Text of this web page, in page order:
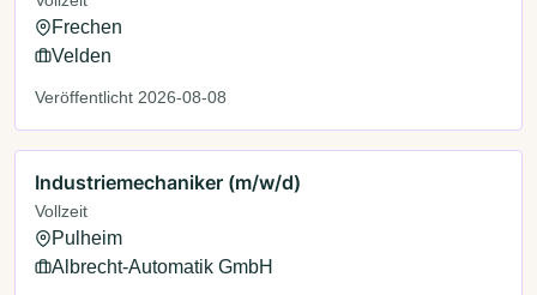
Frechen
Velden
Veröffentlicht 2026-08-08
Industriemechaniker (m/w/d)
Vollzeit
Pulheim
Albrecht-Automatik GmbH